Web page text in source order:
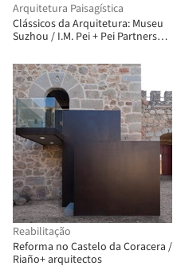
Arquitetura Paisagística
Clássicos da Arquitetura: Museu
Suzhou / I.M. Pei + Pei Partnership
Reabilitação
Reforma no Castelo da Coracera /
Riaño+ arquitectos